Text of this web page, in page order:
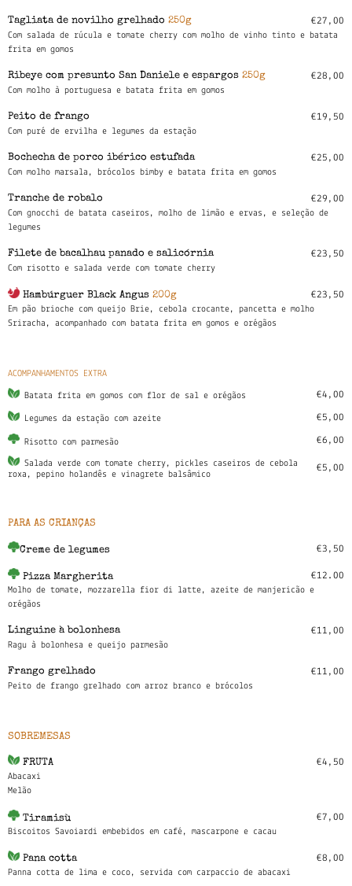
Tagliata de novilho grelhado 250g €27,00
Com salada de rúcula e tomate cherry com molho de vinho tinto e batata
frita em gomos
Ribeye com presunto San Daniele e espargos 250g €28,00
Com molho à portuguesa e batata frita em gomos
Peito de frango €19,50
Com puré de ervilha e legumes da estação
Bochecha de porco ibérico estufada €25,00
Com molho marsala, brócolos bimby e batata frita em gomos
Tranche de robalo €29,00
Com gnocchi de batata caseiros, molho de limão e ervas, e seleção de
legumes
Filete de bacalhau panado e salicórnia €23,50
Com risotto e salada verde com tomate cherry
Hambúrguer Black Angus 200g €23,50
Em pão brioche com queijo Brie, cebola crocante, pancetta e molho
Sriracha, acompanhado com batata frita em gomos e orégãos
ACOMPANHAMENTOS EXTRA
Batata frita em gomos com flor de sal e orégãos €4,00
Legumes da estação com azeite €5,00
Risotto com parmesão €6,00
Salada verde com tomate cherry, pickles caseiros de cebola
roxa, pepino holandês e vinagrete balsâmico
€5,00
PARA AS CRIANÇAS
Creme de legumes €3,50
Pizza Margherita €12.00
Molho de tomate, mozzarella fior di latte, azeite de manjericão e
orégãos
Linguine à bolonhesa €11,00
Ragu à bolonhesa e queijo parmesão
Frango grelhado €11,00
Peito de frango grelhado com arroz branco e brócolos
SOBREMESAS
FRUTA €4,50
Abacaxi
Melão
Tiramisù €7,00
Biscoitos Savoiardi embebidos em café, mascarpone e cacau
Pana cotta €8,00
Panna cotta de lima e coco, servida com carpaccio de abacaxi